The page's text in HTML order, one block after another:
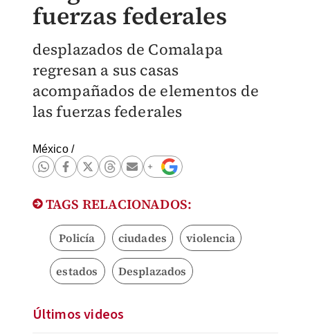
fuerzas federales
desplazados de Comalapa
regresan a sus casas
acompañados de elementos de
las fuerzas federales
México/
TAGS RELACIONADOS:
Policía ciudades violencia
estados Desplazados
Últimos videos